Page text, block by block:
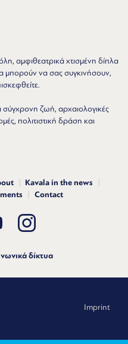
αμφιθεατρικά χτισμένη δίπλα
μπορούν να σας συγκινήσουν,
ζωή, αρχαιολογικές
πολιτιστική δράση και
Kavala in the news
Contact
δίκτυα
Imprint